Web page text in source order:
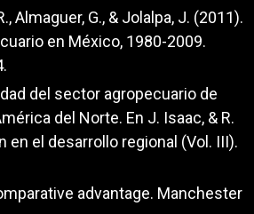
Almaguer, G., & Jolalpa, J. (2011).
en México, 1980-2009.
del sector agropecuario de
del Norte. En J. Isaac, & R.
el desarrollo regional (Vol. III).
advantage. Manchester